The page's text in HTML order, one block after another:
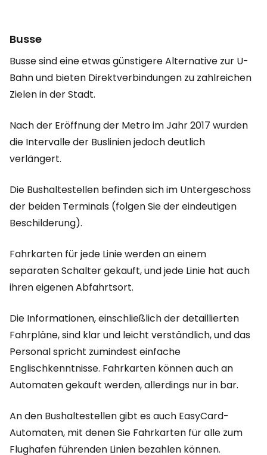
Busse
Busse sind eine etwas günstigere Alternative zur U-
Bahn und bieten Direktverbindungen zu zahlreichen
Zielen in der Stadt.
Nach der Eröffnung der Metro im Jahr 2017 wurden
die Intervalle der Buslinien jedoch deutlich
verlängert.
Die Bushaltestellen befinden sich im Untergeschoss
der beiden Terminals (folgen Sie der eindeutigen
Beschilderung).
Fahrkarten für jede Linie werden an einem
separaten Schalter gekauft, und jede Linie hat auch
ihren eigenen Abfahrtsort.
Die Informationen, einschließlich der detaillierten
Fahrpläne, sind klar und leicht verständlich, und das
Personal spricht zumindest einfache
Englischkenntnisse. Fahrkarten können auch an
Automaten gekauft werden, allerdings nur in bar.
An den Bushaltestellen gibt es auch EasyCard-
Automaten, mit denen Sie Fahrkarten für alle zum
Flughafen führenden Linien bezahlen können.